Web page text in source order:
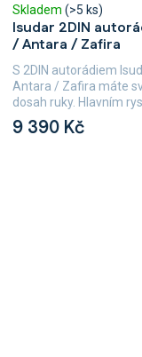
Isudar 2DIN
/ Antara / Zafira
Skladem (>5 ks)
9 390 Kč
S 2DIN autorádiem
Antara / Zafira máte
dosah ruky. Hlavním